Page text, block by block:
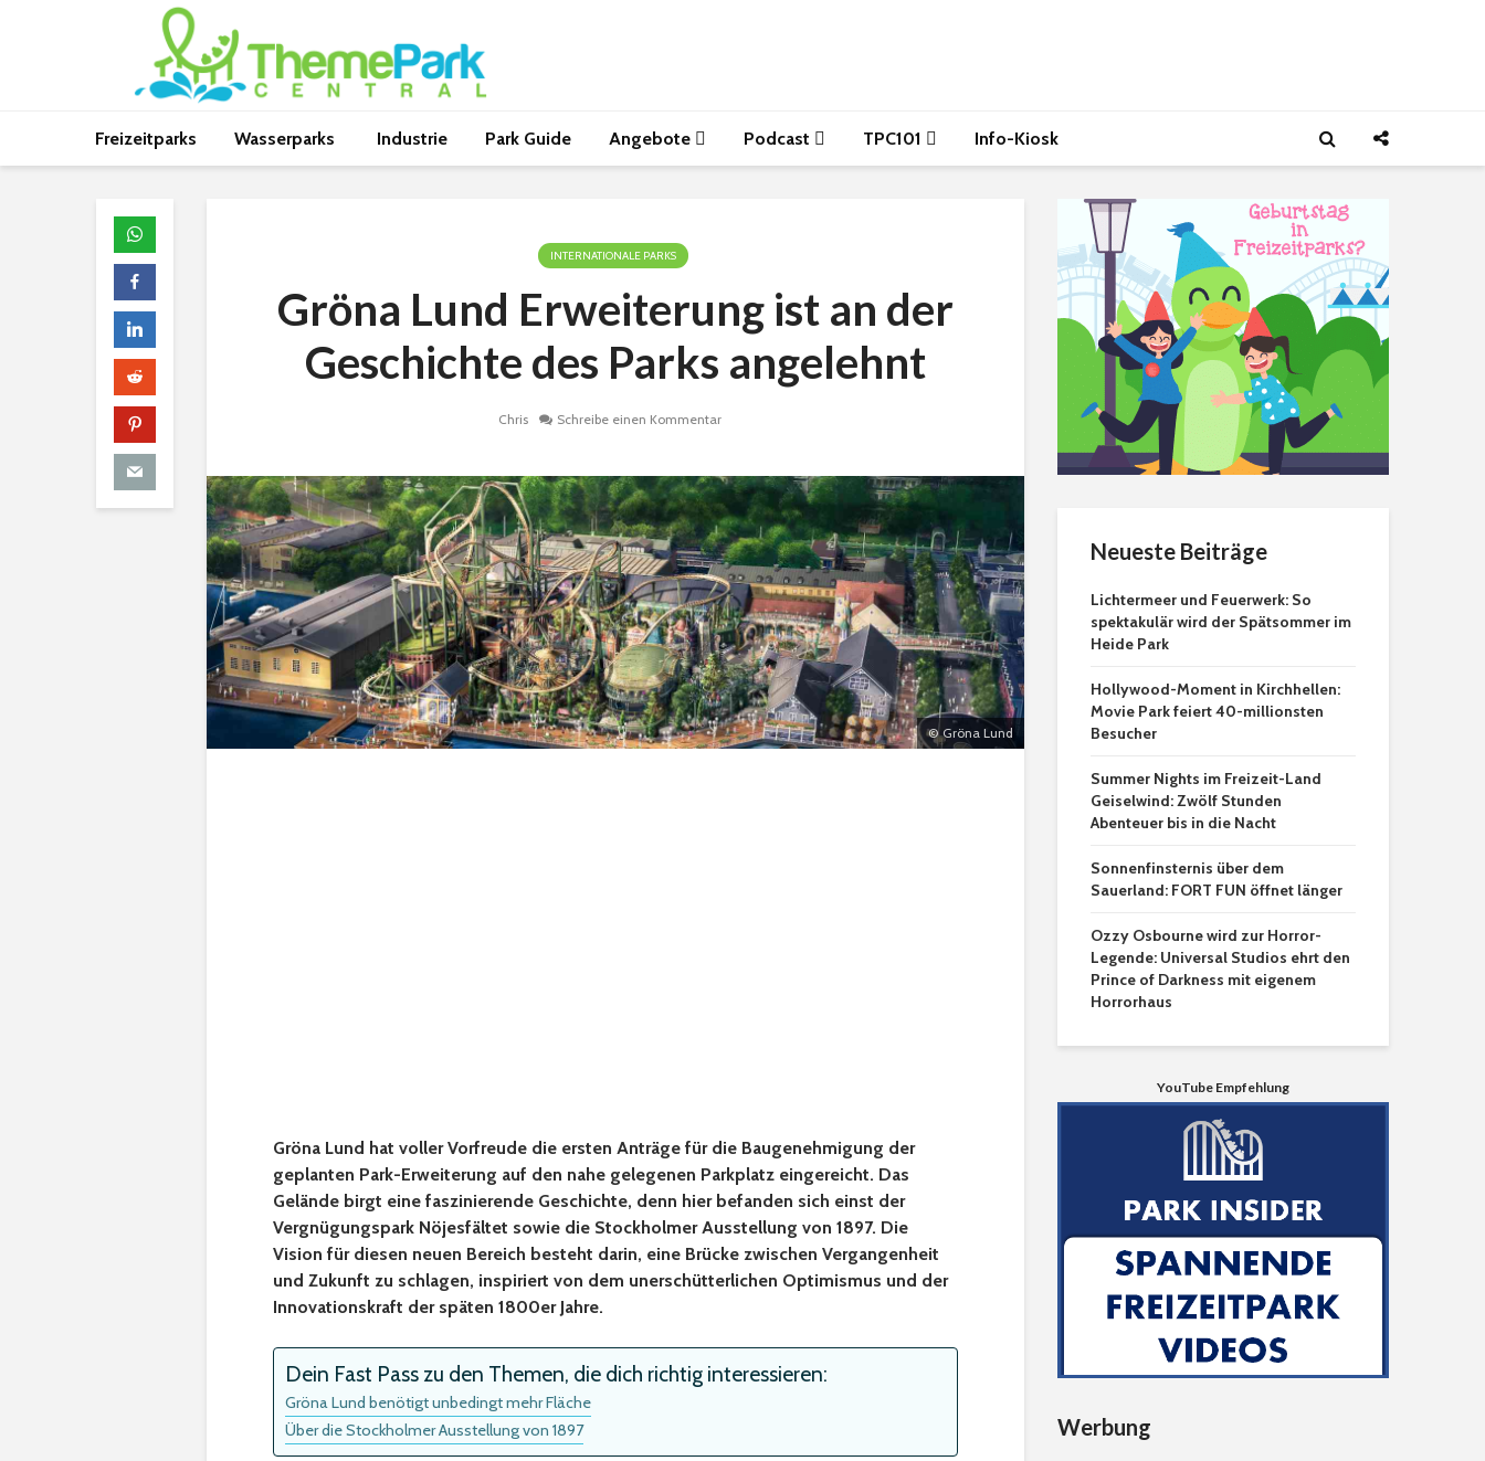
Freizeitparks Wasserparks Industrie Park Guide Angebote Podcast TPC101 Info-Kiosk
INTERNATIONALE PARKS
Gröna Lund Erweiterung ist an der
Geschichte des Parks angelehnt
Chris Schreibe einen Kommentar
© Gröna Lund
Gröna Lund hat voller Vorfreude die ersten Anträge für die Baugenehmigung der
geplanten Park-Erweiterung auf den nahe gelegenen Parkplatz eingereicht. Das
Gelände birgt eine faszinierende Geschichte, denn hier befanden sich einst der
Vergnügungspark Nöjesfältet sowie die Stockholmer Ausstellung von 1897. Die
Vision für diesen neuen Bereich besteht darin, eine Brücke zwischen Vergangenheit
und Zukunft zu schlagen, inspiriert von dem unerschütterlichen Optimismus und der
Innovationskraft der späten 1800er Jahre.
Dein Fast Pass zu den Themen, die dich richtig interessieren:
Gröna Lund benötigt unbedingt mehr Fläche
Über die Stockholmer Ausstellung von 1897
Neueste Beiträge
Lichtermeer und Feuerwerk: So
spektakulär wird der Spätsommer im
Heide Park
Hollywood-Moment in Kirchhellen:
Movie Park feiert 40-millionsten
Besucher
Summer Nights im Freizeit-Land
Geiselwind: Zwölf Stunden
Abenteuer bis in die Nacht
Sonnenfinsternis über dem
Sauerland: FORT FUN öffnet länger
Ozzy Osbourne wird zur Horror-
Legende: Universal Studios ehrt den
Prince of Darkness mit eigenem
Horrorhaus
YouTube Empfehlung
Werbung